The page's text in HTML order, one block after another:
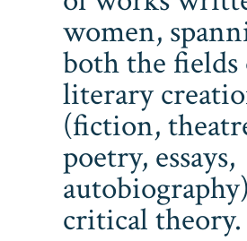
women,
both the fields
literary
(fiction,
poetry, essays,
critical theory.